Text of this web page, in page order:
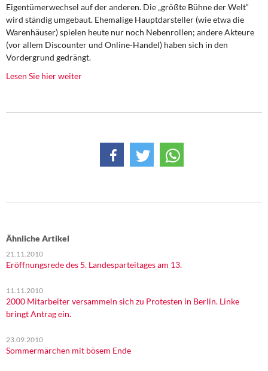
Steuer- und Finanzpolitik
Öffentliche Infrastruktur und Daseinsvorsorge
Über mich
Kontakt
Eigentümerwechsel auf der anderen. Die „größte Bühne der Welt“
wird ständig umgebaut. Ehemalige Hauptdarsteller (wie etwa die
Warenhäuser) spielen heute nur noch Nebenrollen; andere Akteure
(vor allem Discounter und Online-Handel) haben sich in den
Vordergrund gedrängt.
Lesen Sie hier weiter
Ähnliche Artikel
21.11.2010
Eröffnungsrede des 5. Landesparteitages am 13.
11.11.2010
2000 Mitarbeiter versammeln sich zu Protesten in Berlin. Linke
bringt Antrag ein.
23.09.2010
Sommermärchen mit bösem Ende